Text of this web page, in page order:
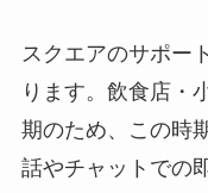
スクエアのサポー
ります。飲食店・
期のため、この時
話やチャットでの